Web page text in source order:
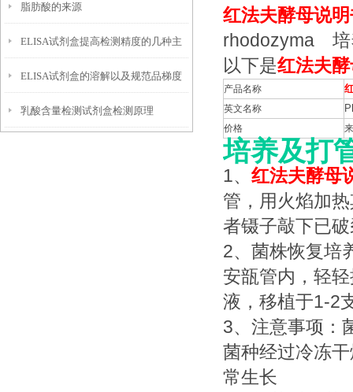
势
脂肪酸的来源
ELISA试剂盒提高检测精度的几种主
流方式
ELISA试剂盒的溶解以及规范品梯度
稀释方法
乳酸含量检测试剂盒检测原理
红法夫酵母说
rhodozyma 培
以下是红法夫
产品名称
英文名称
价格
培养及打
1、 红法夫酵母
管，用火焰加
者镊子敲下已
2、菌株恢复培
安瓿管内，轻
液，移植于1-2
3、注意事项：
菌种经过冷冻
常生长